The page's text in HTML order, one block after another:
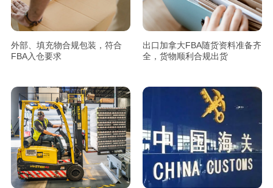
外部、填充物合规包装，符合
FBA入仓要求
出口加拿大FBA随货资料准备齐
全，货物顺利合规出货